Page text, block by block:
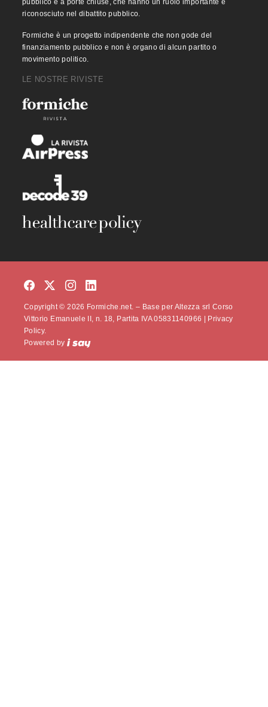
pubblico e a porte chiuse, che hanno un ruolo importante e
riconosciuto nel dibattito pubblico.
Formiche è un progetto indipendente che non gode del
finanziamento pubblico e non è organo di alcun partito o
movimento politico.
LE NOSTRE RIVISTE
Copyright © 2026 Formiche.net. – Base per Altezza srl Corso
Vittorio Emanuele II, n. 18, Partita IVA 05831140966 | Privacy
Policy.
Powered by